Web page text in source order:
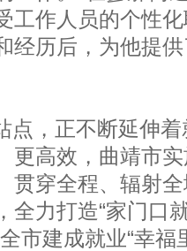
工作人员的个性
经历后，为他提
正不断延伸着
更高效，曲靖市
贯穿全程、辐射
全力打造“家门口
市建成就业“幸福